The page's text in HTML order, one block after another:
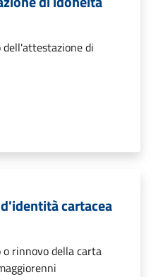
di
cartacea
rinnovo della carta